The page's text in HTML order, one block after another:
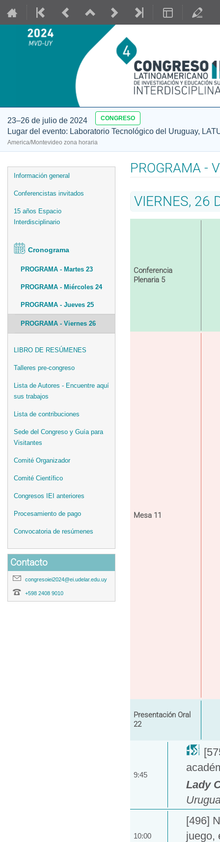
23–26 de julio de 2024 CONGRESO
Lugar del evento: Laboratorio Tecnológico del Uruguay,
America/Montevideo zona horaria
Event
menu
Información general
Conferencistas invitados
15 años Espacio
Interdisciplinario
Cronograma
PROGRAMA - Martes 23
PROGRAMA - Miércoles 24
PROGRAMA - Jueves 25
PROGRAMA - Viernes 26
LIBRO DE RESÚMENES
Talleres pre-congreso
Lista de Autores - Encuentre aquí
sus trabajos
Lista de contribuciones
Sede del Congreso y Guía para
Visitantes
Comité Organizador
Comité Científico
Congresos IEI anteriores
Procesamiento de pago
Convocatoria de resúmenes
Contacto
congresoiei2024@ei.udelar.edu.uy
+598 2408 9010
PROGRAMA -
VIERNES, 26
Conferencia
Plenaria 5
Mesa 11
Presentación Oral
22
9:45
Lady
10:00
[496]
juego,